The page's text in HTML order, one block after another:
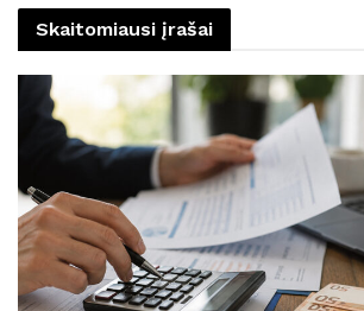
Skaitomiausi įrašai